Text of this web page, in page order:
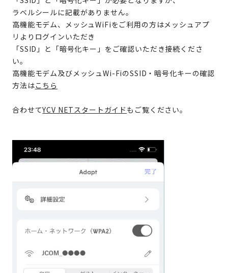
ラベルシールに記載がありません。
高機能モデム、メッシュWiFiをご利用の方はメッシュアプ
リよりログインいただき
「SSID」と「暗号化キー」をご確認いただき接続くださ
い。
高機能モデム及びメッシュWi-FiのSSID・暗号化キーの確認
方法はこちら
合わせてYCV NETスタートガイド もご覧ください。